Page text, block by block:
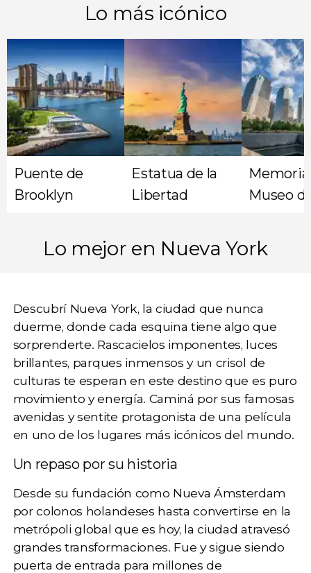
Lo más icónico
Puente de
Brooklyn
Estatua de la
Libertad
Museo
Lo mejor en Nueva York
Descubrí Nueva York, la ciudad que nunca
duerme, donde cada esquina tiene algo que
sorprenderte. Rascacielos imponentes, luces
brillantes, parques inmensos y un crisol de
culturas te esperan en este destino que es puro
movimiento y energía. Caminá por sus famosas
avenidas y sentite protagonista de una película
en uno de los lugares más icónicos del mundo.
Un repaso por su historia
Desde su fundación como Nueva Ámsterdam
por colonos holandeses hasta convertirse en la
metrópoli global que es hoy, la ciudad atravesó
grandes transformaciones. Fue y sigue siendo
puerta de entrada para millones de